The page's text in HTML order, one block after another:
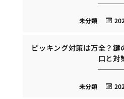
未分類
ピッキング対策は万全？鍵
口と対
未分類